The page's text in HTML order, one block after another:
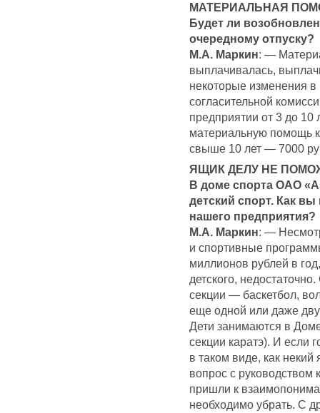
МАТЕРИАЛЬНАЯ
Будет ли
очередному отпуску?
М.А. Маркин: —
выплачивалась,
некоторые изменения
согласительной
предприятии от 3 до 10
материальную помощь
свыше 10 лет — 7000
ЯЩИК ДЕЛУ НЕ
В доме спорта ОАО
детский спорт. Как
нашего предприятия?
М.А. Маркин: —
и спортивные
миллионов рублей в
детского,
секции — баскетбол,
еще одной или даже
Дети занимаются в
секции каратэ). И если
в таком виде, как некий
вопрос с руководством
пришли к
необходимо убрать. С